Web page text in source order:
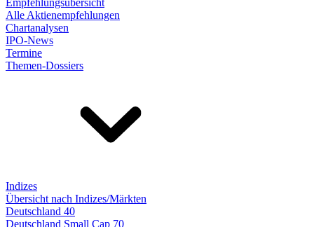
Empfehlungsübersicht
Alle Aktienempfehlungen
Chartanalysen
IPO-News
Termine
Themen-Dossiers
Indizes
Übersicht nach Indizes/Märkten
Deutschland 40
Deutschland Small Cap 70